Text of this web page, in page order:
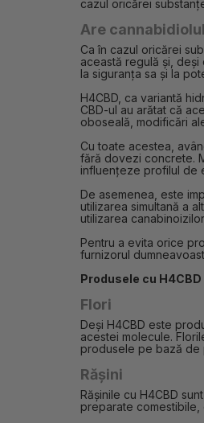
cazul oricărei
Are
Ca în cazul oricărei
această regulă și,
la siguranța sa și la
H4CBD, ca variantă
CBD-ul au arătat că
oboseală, modificări
Cu toate acestea,
fără dovezi concrete.
influențeze profilul de
De asemenea, este
utilizarea simultană a
utilizarea
Pentru a evita orice
furnizorul
Produsele cu H4CBD
Flori
Deși H4CBD este
acestei molecule.
produsele pe bază de
Rășini
Rășinile cu H4CBD
preparate